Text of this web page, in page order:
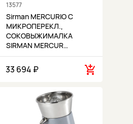
13577
Sirman MERCURIO С
МИКРОПЕРЕКЛ.,
СОКОВЫЖИМАЛКА
SIRMAN MERCUR…
33 694 ₽